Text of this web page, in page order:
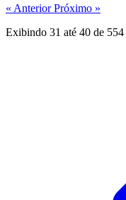
« AnteriorPróximo »
Exibindo 31 até 40 de 554